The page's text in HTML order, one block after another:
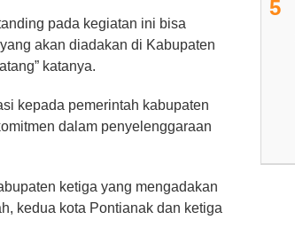
pada kegiatan ini bisa
akan diadakan di Kabupaten
katanya.
kepada pemerintah kabupaten
dalam penyelenggaraan
ketiga yang mengadakan
kedua kota Pontianak dan ketiga
5